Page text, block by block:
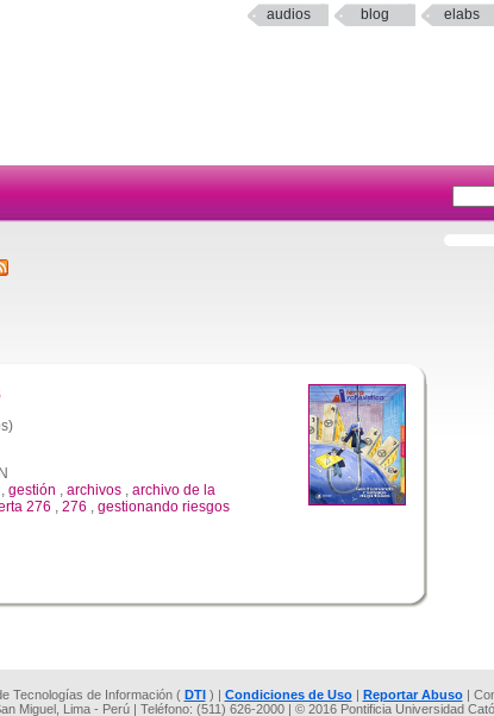
audios blog elabs
, gestión , archivos , archivo de la
276 , 276 , gestionando riesgos
Tecnologías de Información ( DTI) | Condiciones de Uso| Reportar Abuso|
Miguel, Lima - Perú | Teléfono: (511) 626-2000 | © 2016 Pontificia Universidad